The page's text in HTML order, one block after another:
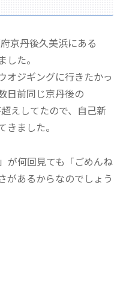
京丹後久美浜にある
した。
オジギングに行きたかっ
日前同じ京丹後の
えしてたので、自己新
ました。
が何回見ても「ごめんね
があるからなのでしょう